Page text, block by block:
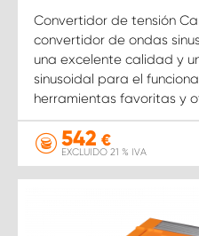
Convertidor de tensión
convertidor de ondas
una excelente calidad y
sinusoidal para el
herramientas favoritas y
542 €
EXCLUIDO 21 % IVA